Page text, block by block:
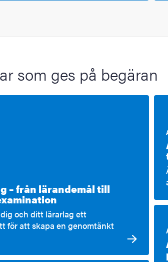
som ges på begäran
– från lärandemål till
och ditt lärarlag ett
för att skapa en genomtänkt